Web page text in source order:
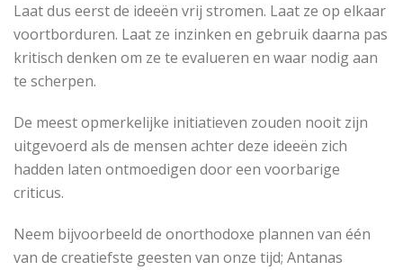
Laat dus eerst de ideeën vrij stromen. Laat ze op elkaar
voortborduren. Laat ze inzinken en gebruik daarna pas
kritisch denken om ze te evalueren en waar nodig aan
te scherpen.
De meest opmerkelijke initiatieven zouden nooit zijn
uitgevoerd als de mensen achter deze ideeën zich
hadden laten ontmoedigen door een voorbarige
criticus.
Neem bijvoorbeeld de onorthodoxe plannen van één
van de creatiefste geesten van onze tijd; Antanas